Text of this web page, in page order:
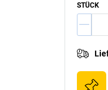
STÜCK